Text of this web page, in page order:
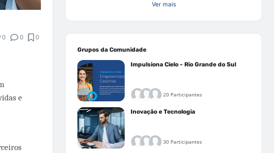
0 0 0
e
Ver mais
Grupos da Comunidade
Impulsiona Cielo - Rio Grande do Sul
20 Participantes
Inovação e Tecnologia
30 Participantes